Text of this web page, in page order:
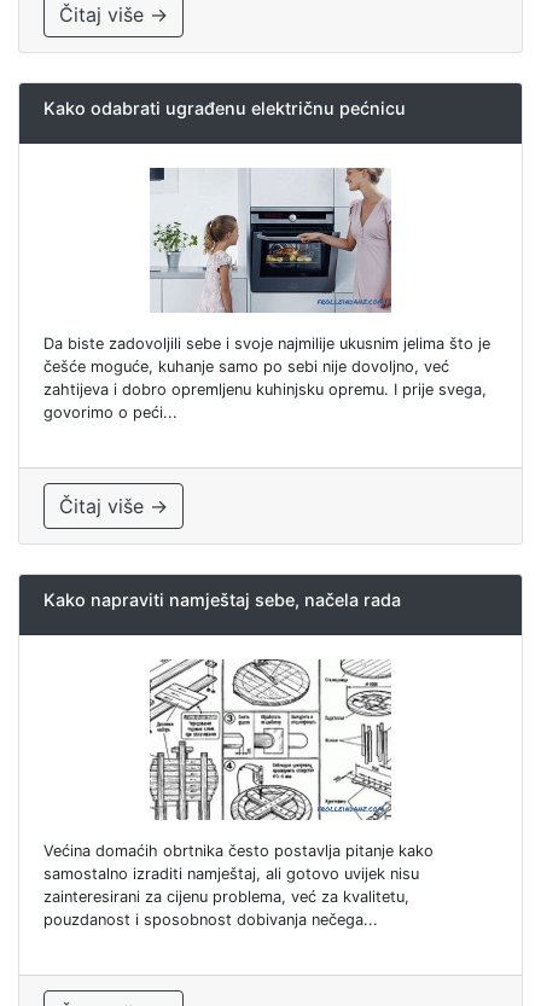
Čitaj više →
Kako odabrati ugrađenu električnu pećnicu
Da biste zadovoljili sebe i svoje najmilije ukusnim jelima što je
češće moguće, kuhanje samo po sebi nije dovoljno, već
zahtijeva i dobro opremljenu kuhinjsku opremu. I prije svega,
govorimo o peći...
Čitaj više →
Kako napraviti namještaj sebe, načela rada
Većina domaćih obrtnika često postavlja pitanje kako
samostalno izraditi namještaj, ali gotovo uvijek nisu
zainteresirani za cijenu problema, već za kvalitetu,
pouzdanost i sposobnost dobivanja nečega...